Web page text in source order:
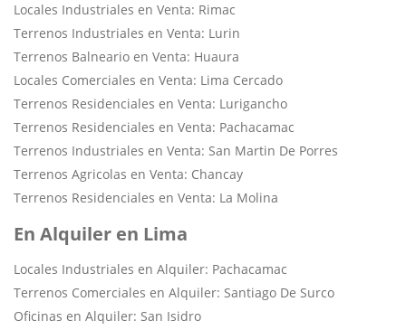
Locales Industriales en Venta: Rimac
Terrenos Industriales en Venta: Lurin
Terrenos Balneario en Venta: Huaura
Locales Comerciales en Venta: Lima Cercado
Terrenos Residenciales en Venta: Lurigancho
Terrenos Residenciales en Venta: Pachacamac
Terrenos Industriales en Venta: San Martin De Porres
Terrenos Agricolas en Venta: Chancay
Terrenos Residenciales en Venta: La Molina
En Alquiler en Lima
Locales Industriales en Alquiler: Pachacamac
Terrenos Comerciales en Alquiler: Santiago De Surco
Oficinas en Alquiler: San Isidro